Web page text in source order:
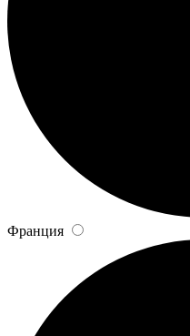
Франция